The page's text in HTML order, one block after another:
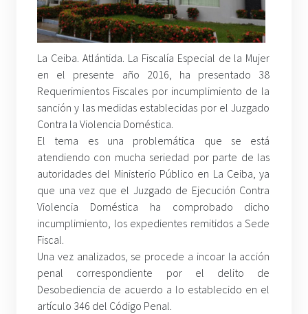
La Ceiba. Atlántida. La Fiscalía Especial de la Mujer
en el presente año 2016, ha presentado 38
Requerimientos Fiscales por incumplimiento de la
sanción y las medidas establecidas por el Juzgado
Contra la Violencia Doméstica.
El tema es una problemática que se está
atendiendo con mucha seriedad por parte de las
autoridades del Ministerio Público en La Ceiba, ya
que una vez que el Juzgado de Ejecución Contra
Violencia Doméstica ha comprobado dicho
incumplimiento, los expedientes remitidos a Sede
Fiscal.
Una vez analizados, se procede a incoar la acción
penal correspondiente por el delito de
Desobediencia de acuerdo a lo establecido en el
artículo 346 del Código Penal.